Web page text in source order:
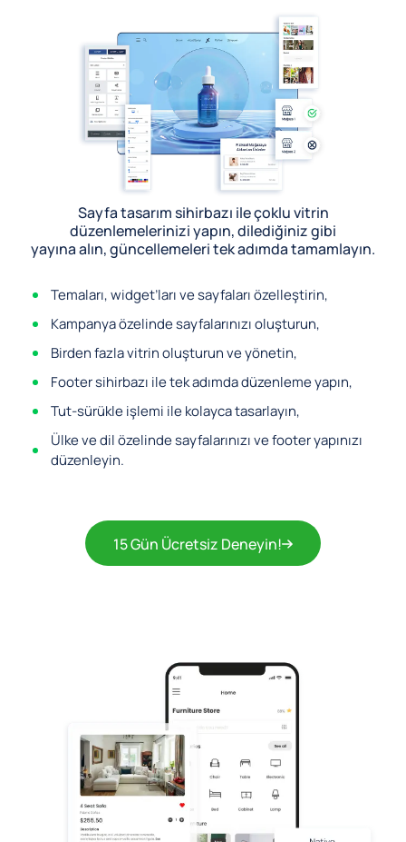
Sayfa tasarım sihirbazı ile çoklu vitrin
düzenlemelerinizi yapın, dilediğiniz gibi
yayına alın, güncellemeleri tek adımda tamamlayın.
Temaları, widget’ları ve sayfaları özelleştirin,
Kampanya özelinde sayfalarınızı oluşturun,
Birden fazla vitrin oluşturun ve yönetin,
Footer sihirbazı ile tek adımda düzenleme yapın,
Tut-sürükle işlemi ile kolayca tasarlayın,
Ülke ve dil özelinde sayfalarınızı ve footer yapınızı
düzenleyin.
15 Gün Ücretsiz Deneyin!